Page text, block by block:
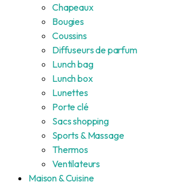
Chapeaux
Bougies
Coussins
Diffuseurs de parfum
Lunch bag
Lunch box
Lunettes
Porte clé
Sacs shopping
Sports & Massage
Thermos
Ventilateurs
Maison & Cuisine